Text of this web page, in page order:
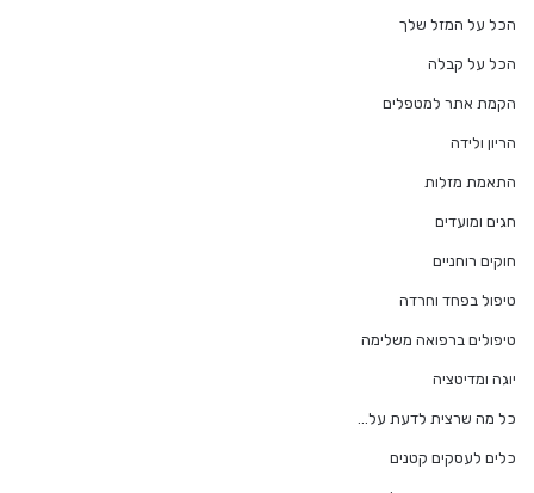
הכל על המזל שלך
הכל על קבלה
הקמת אתר למטפלים
הריון ולידה
התאמת מזלות
חגים ומועדים
חוקים רוחניים
טיפול בפחד וחרדה
טיפולים ברפואה משלימה
יוגה ומדיטציה
כל מה שרצית לדעת על…
כלים לעסקים קטנים